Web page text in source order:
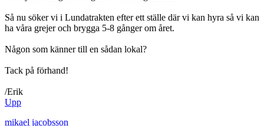
Så nu söker vi i Lundatrakten efter ett ställe där vi kan hyra så vi kan
ha våra grejer och brygga 5-8 gånger om året.
Någon som känner till en sådan lokal?
Tack på förhand!
/Erik
Upp
mikael jacobsson